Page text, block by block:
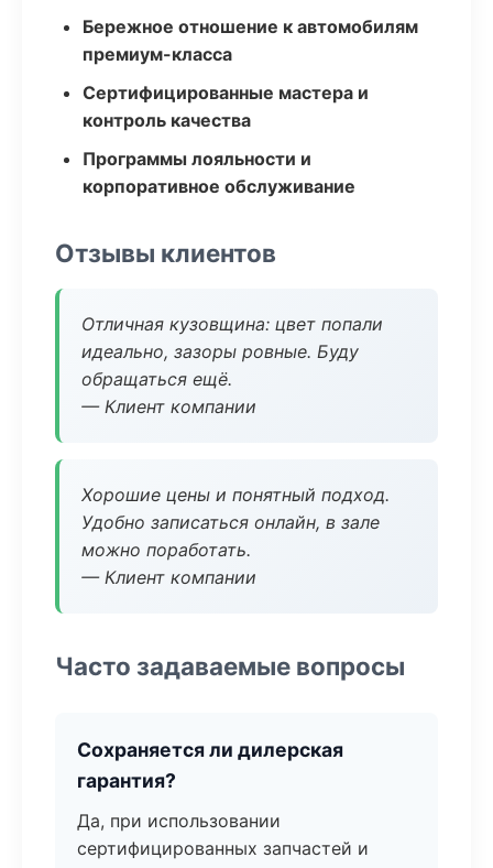
Бережное отношение к автомобилям
премиум-класса
Сертифицированные мастера и
контроль качества
Программы лояльности и
корпоративное обслуживание
Отзывы клиентов
Отличная кузовщина: цвет попали
идеально, зазоры ровные. Буду
обращаться ещё.
— Клиент компании
Хорошие цены и понятный подход.
Удобно записаться онлайн, в зале
можно поработать.
— Клиент компании
Часто задаваемые вопросы
Сохраняется ли дилерская
гарантия?
Да, при использовании
сертифицированных запчастей и